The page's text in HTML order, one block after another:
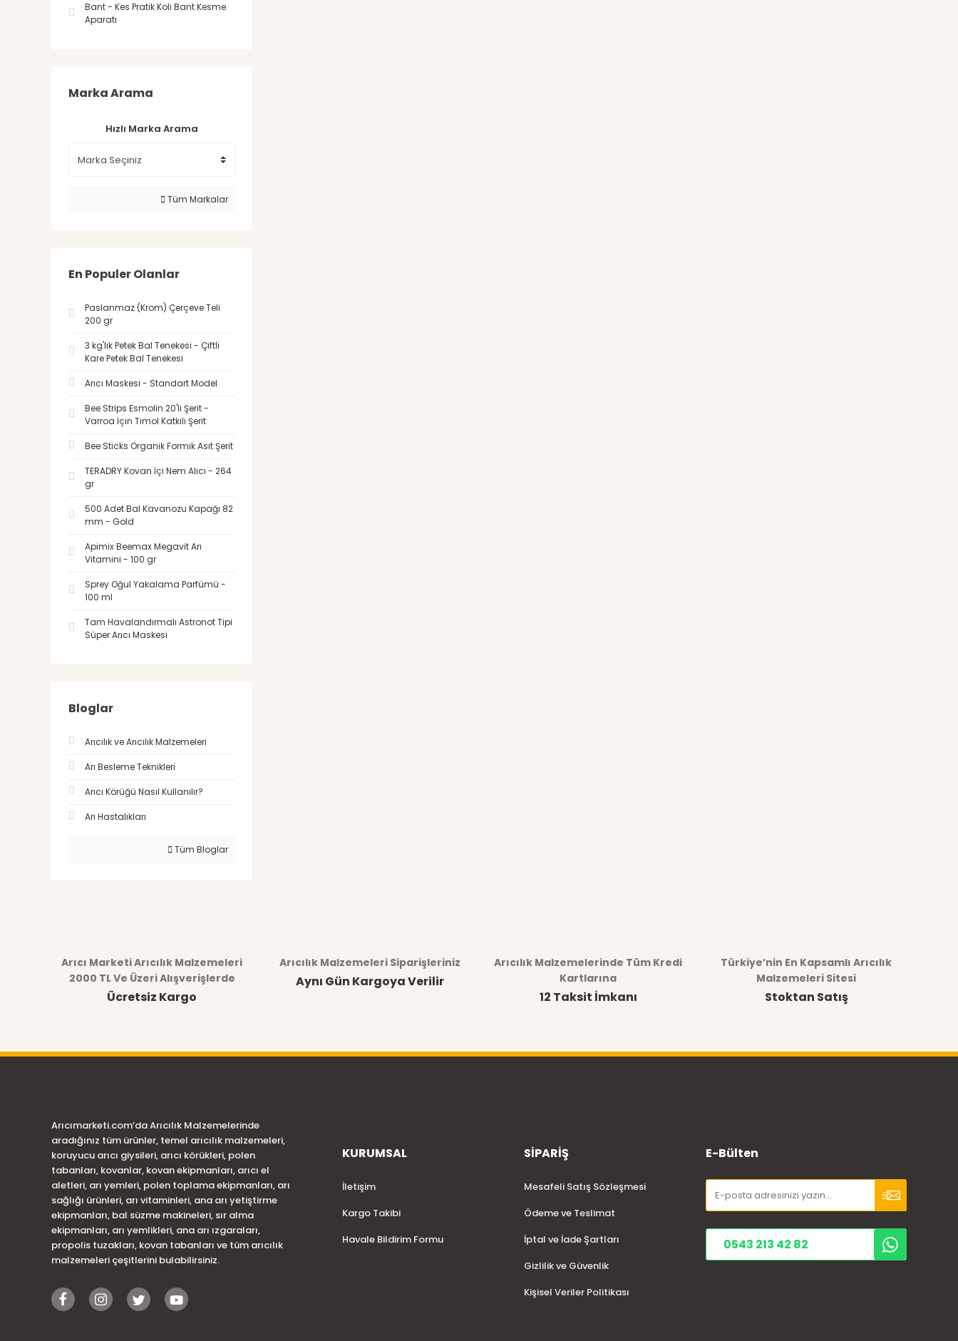
Bant - Kes Pratik Koli Bant Kesme
Aparatı
Marka Arama
Hızlı Marka Arama
Tüm Markalar
En Populer Olanlar
Paslanmaz (Krom) Çerçeve Teli
200 gr
3 kg'lık Petek Bal Tenekesi - Çiftli
Kare Petek Bal Tenekesi
Arıcı Maskesi - Standart Model
Bee Strips Esmolin 20'li Şerit -
Varroa İçin Timol Katkılı Şerit
Bee Sticks Organik Formik Asit Şerit
TERADRY Kovan İçi Nem Alıcı - 264
gr
500 Adet Bal Kavanozu Kapağı 82
mm - Gold
Apimix Beemax Megavit Arı
Vitamini - 100 gr
Sprey Oğul Yakalama Parfümü -
100 ml
Tam Havalandırmalı Astronot Tipi
Süper Arıcı Maskesi
Bloglar
Arıcılık ve Arıcılık Malzemeleri
Arı Besleme Teknikleri
Arıcı Körüğü Nasıl Kullanılır?
Arı Hastalıkları
Tüm Bloglar
Arıcı Marketi Arıcılık Malzemeleri
2000 TL Ve Üzeri Alışverişlerde
Ücretsiz Kargo
Arıcılık Malzemeleri Siparişleriniz
Aynı Gün Kargoya Verilir
Arıcılık Malzemelerinde Tüm Kredi
Kartlarına
12 Taksit İmkanı
Türkiye’nin En Kapsamlı Arıcılık
Malzemeleri Sitesi
Stoktan Satış
Arıcımarketi.com’da Arıcılık Malzemelerinde
aradığınız tüm ürünler, temel arıcılık malzemeleri,
koruyucu arıcı giysileri, arıcı körükleri, polen
tabanları, kovanlar, kovan ekipmanları, arıcı el
aletleri, arı yemleri, polen toplama ekipmanları, arı
sağlığı ürünleri, arı vitaminleri, ana arı yetiştirme
ekipmanları, bal süzme makineleri, sır alma
ekipmanları, arı yemlikleri, ana arı ızgaraları,
propolis tuzakları, kovan tabanları ve tüm arıcılık
malzemeleri çeşitlerini bulabilirsiniz.
KURUMSAL
İletişim
Kargo Takibi
Havale Bildirim Formu
SİPARİŞ
Mesafeli Satış Sözleşmesi
Ödeme ve Teslimat
İptal ve İade Şartları
Gizlilik ve Güvenlik
Kişisel Veriler Politikası
E-Bülten
0543 213 42 82